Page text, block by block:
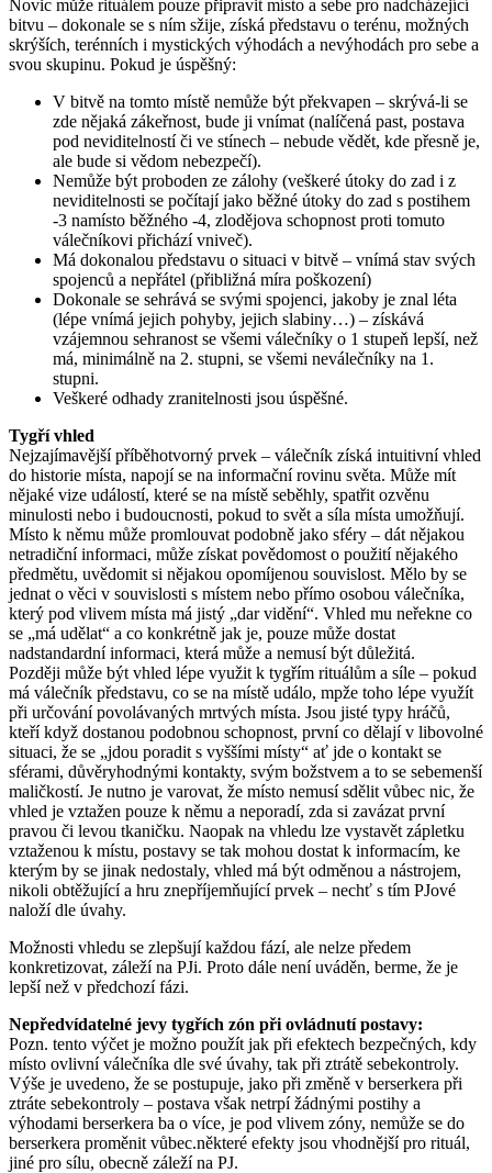
Novic může rituálem pouze připravit místo a sebe pro nadcházející
bitvu – dokonale se s ním sžije, získá představu o terénu, možných
skrýších, terénních i mystických výhodách a nevýhodách pro sebe a
svou skupinu. Pokud je úspěšný:
V bitvě na tomto místě nemůže být překvapen – skrývá-li se
zde nějaká zákeřnost, bude ji vnímat (nalíčená past, postava
pod neviditelností či ve stínech – nebude vědět, kde přesně je,
ale bude si vědom nebezpečí).
Nemůže být proboden ze zálohy (veškeré útoky do zad i z
neviditelnosti se počítají jako běžné útoky do zad s postihem
-3 namísto běžného -4, zlodějova schopnost proti tomuto
válečníkovi přichází vniveč).
Má dokonalou představu o situaci v bitvě – vnímá stav svých
spojenců a nepřátel (přibližná míra poškození)
Dokonale se sehrává se svými spojenci, jakoby je znal léta
(lépe vnímá jejich pohyby, jejich slabiny…) – získává
vzájemnou sehranost se všemi válečníky o 1 stupeň lepší, než
má, minimálně na 2. stupni, se všemi neválečníky na 1.
stupni.
Veškeré odhady zranitelnosti jsou úspěšné.
Tygří vhled
Nejzajímavější příběhotvorný prvek – válečník získá intuitivní vhled
do historie místa, napojí se na informační rovinu světa. Může mít
nějaké vize událostí, které se na místě seběhly, spatřit ozvěnu
minulosti nebo i budoucnosti, pokud to svět a síla místa umožňují.
Místo k němu může promlouvat podobně jako sféry – dát nějakou
netradiční informaci, může získat povědomost o použití nějakého
předmětu, uvědomit si nějakou opomíjenou souvislost. Mělo by se
jednat o věci v souvislosti s místem nebo přímo osobou válečníka,
který pod vlivem místa má jistý „dar vidění“. Vhled mu neřekne co
se „má udělat“ a co konkrétně jak je, pouze může dostat
nadstandardní informaci, která může a nemusí být důležitá.
Později může být vhled lépe využit k tygřím rituálům a síle – pokud
má válečník představu, co se na místě událo, mpže toho lépe využít
při určování povolávaných mrtvých místa. Jsou jisté typy hráčů,
kteří když dostanou podobnou schopnost, první co dělají v libovolné
situaci, že se „jdou poradit s vyššími místy“ ať jde o kontakt se
sférami, důvěryhodnými kontakty, svým božstvem a to se sebemenší
maličkostí. Je nutno je varovat, že místo nemusí sdělit vůbec nic, že
vhled je vztažen pouze k němu a neporadí, zda si zavázat první
pravou či levou tkaničku. Naopak na vhledu lze vystavět zápletku
vztaženou k místu, postavy se tak mohou dostat k informacím, ke
kterým by se jinak nedostaly, vhled má být odměnou a nástrojem,
nikoli obtěžující a hru znepříjemňující prvek – nechť s tím PJové
naloží dle úvahy.
Možnosti vhledu se zlepšují každou fází, ale nelze předem
konkretizovat, záleží na PJi. Proto dále není uváděn, berme, že je
lepší než v předchozí fázi.
Nepředvídatelné jevy tygřích zón při ovládnutí postavy:
Pozn. tento výčet je možno použít jak při efektech bezpečných, kdy
místo ovlivní válečníka dle své úvahy, tak při ztrátě sebekontroly.
Výše je uvedeno, že se postupuje, jako při změně v berserkera při
ztráte sebekontroly – postava však netrpí žádnými postihy a
výhodami berserkera ba o více, je pod vlivem zóny, nemůže se do
berserkera proměnit vůbec.některé efekty jsou vhodnější pro rituál,
jiné pro sílu, obecně záleží na PJ.